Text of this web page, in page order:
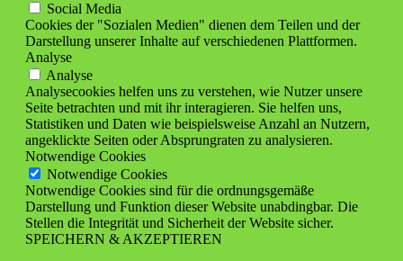
Social Media
Cookies der "Sozialen Medien" dienen dem Teilen und der
Darstellung unserer Inhalte auf verschiedenen Plattformen.
Analyse
Analyse
Analysecookies helfen uns zu verstehen, wie Nutzer unsere
Seite betrachten und mit ihr interagieren. Sie helfen uns,
Statistiken und Daten wie beispielsweise Anzahl an Nutzern,
angeklickte Seiten oder Absprungraten zu analysieren.
Notwendige Cookies
Notwendige Cookies
Notwendige Cookies sind für die ordnungsgemäße
Darstellung und Funktion dieser Website unabdingbar. Die
Stellen die Integrität und Sicherheit der Website sicher.
SPEICHERN & AKZEPTIEREN